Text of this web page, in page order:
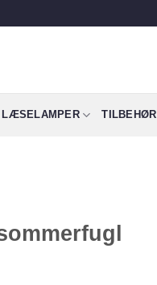
LÆSELAMPER TILBEHØR